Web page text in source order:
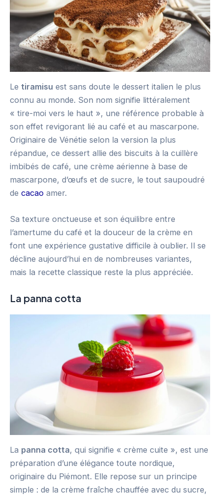
Le tiramisu est sans doute le dessert italien le plus
connu au monde. Son nom signifie littéralement
« tire-moi vers le haut », une référence probable à
son effet revigorant lié au café et au mascarpone.
Originaire de Vénétie selon la version la plus
répandue, ce dessert allie des biscuits à la cuillère
imbibés de café, une crème aérienne à base de
mascarpone, d’œufs et de sucre, le tout saupoudré
de cacao amer.
Sa texture onctueuse et son équilibre entre
l’amertume du café et la douceur de la crème en
font une expérience gustative difficile à oublier. Il se
décline aujourd’hui en de nombreuses variantes,
mais la recette classique reste la plus appréciée.
La panna cotta
La panna cotta, qui signifie « crème cuite », est une
préparation d’une élégance toute nordique,
originaire du Piémont. Elle repose sur un principe
simple : de la crème fraîche chauffée avec du sucre,